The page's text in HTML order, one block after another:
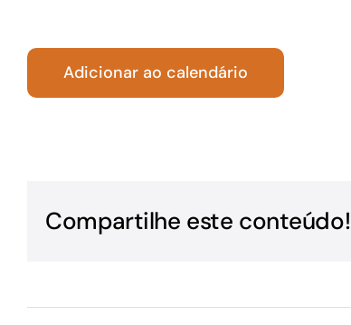
Turismo
Adicionar ao calendário
Compartilhe este conteúdo!